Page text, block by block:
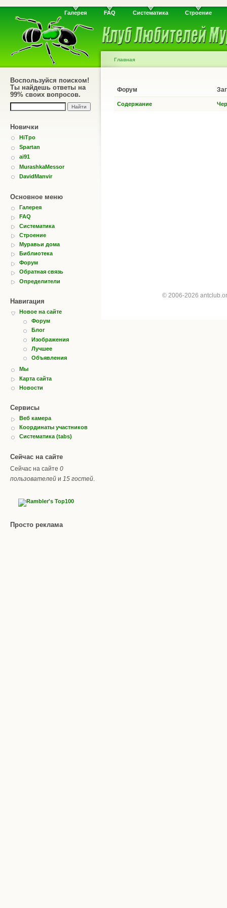
Галерея FAQ Систематика Строение
Воспользуйся поиском!
Ты найдешь ответы на
99% своих вопросов.
Новички
HiTpo
Spartan
ai91
MurashkaMessor
DavidManvir
Основное меню
Галерея
FAQ
Систематика
Строение
Муравьи дома
Библиотека
Форум
Обратная связь
Определители
Навигация
Новое на сайте
Форум
Блог
Изображения
Лучшее
Объявления
Мы
Карта сайта
Новости
Сервисы
Веб камера
Координаты участников
Систематика (tabs)
Сейчас на сайте
Сейчас на сайте 0
пользователей и 15 гостей.
Просто реклама
Главная
Форум
Содержание
© 2006-2026